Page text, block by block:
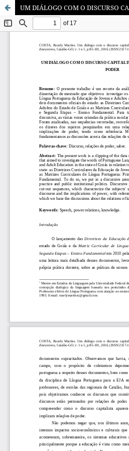
UM DIÁLOGO COM O DISCURSO